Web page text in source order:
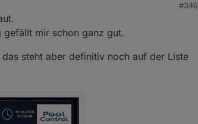
#346
gefällt mir schon ganz gut.
steht aber definitiv noch auf der Liste